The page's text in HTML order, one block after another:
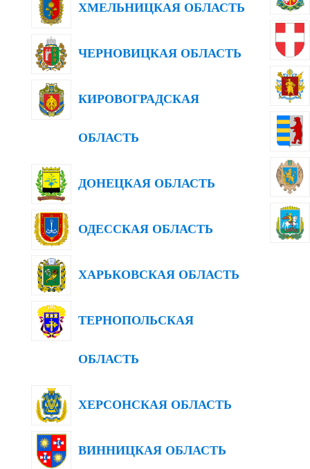
ХМЕЛЬНИЦКАЯ ОБЛАСТЬ
ЧЕРНОВИЦКАЯ ОБЛАСТЬ
КИРОВОГРАДСКАЯ
ОБЛАСТЬ
ДОНЕЦКАЯ ОБЛАСТЬ
ОДЕССКАЯ ОБЛАСТЬ
ХАРЬКОВСКАЯ ОБЛАСТЬ
ТЕРНОПОЛЬСКАЯ
ОБЛАСТЬ
ХЕРСОНСКАЯ ОБЛАСТЬ
ВИННИЦКАЯ ОБЛАСТЬ